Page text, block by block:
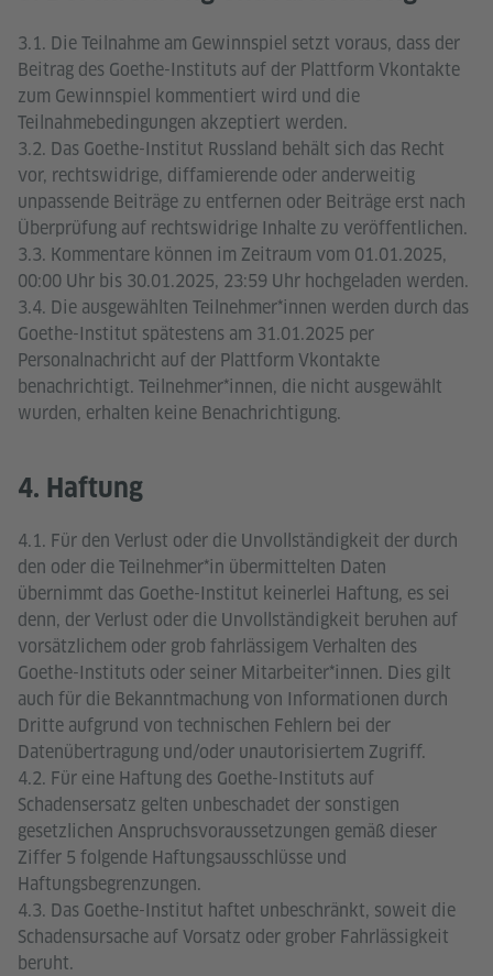
3.1. Die Teilnahme am Gewinnspiel setzt voraus, dass der
Beitrag des Goethe-Instituts auf der Plattform Vkontakte
zum Gewinnspiel kommentiert wird und die
Teilnahmebedingungen akzeptiert werden.
3.2. Das Goethe-Institut Russland behält sich das Recht
vor, rechtswidrige, diffamierende oder anderweitig
unpassende Beiträge zu entfernen oder Beiträge erst nach
Überprüfung auf rechtswidrige Inhalte zu veröffentlichen.
3.3. Kommentare können im Zeitraum vom 01.01.2025,
00:00 Uhr bis 30.01.2025, 23:59 Uhr hochgeladen werden.
3.4. Die ausgewählten Teilnehmer*innen werden durch das
Goethe-Institut spätestens am 31.01.2025 per
Personalnachricht auf der Plattform Vkontakte
benachrichtigt. Teilnehmer*innen, die nicht ausgewählt
wurden, erhalten keine Benachrichtigung.
4. Haftung
4.1. Für den Verlust oder die Unvollständigkeit der durch
den oder die Teilnehmer*in übermittelten Daten
übernimmt das Goethe-Institut keinerlei Haftung, es sei
denn, der Verlust oder die Unvollständigkeit beruhen auf
vorsätzlichem oder grob fahrlässigem Verhalten des
Goethe-Instituts oder seiner Mitarbeiter*innen. Dies gilt
auch für die Bekanntmachung von Informationen durch
Dritte aufgrund von technischen Fehlern bei der
Datenübertragung und/oder unautorisiertem Zugriff.
4.2. Für eine Haftung des Goethe-Instituts auf
Schadensersatz gelten unbeschadet der sonstigen
gesetzlichen Anspruchsvoraussetzungen gemäß dieser
Ziffer 5 folgende Haftungsausschlüsse und
Haftungsbegrenzungen.
4.3. Das Goethe-Institut haftet unbeschränkt, soweit die
Schadensursache auf Vorsatz oder grober Fahrlässigkeit
beruht.